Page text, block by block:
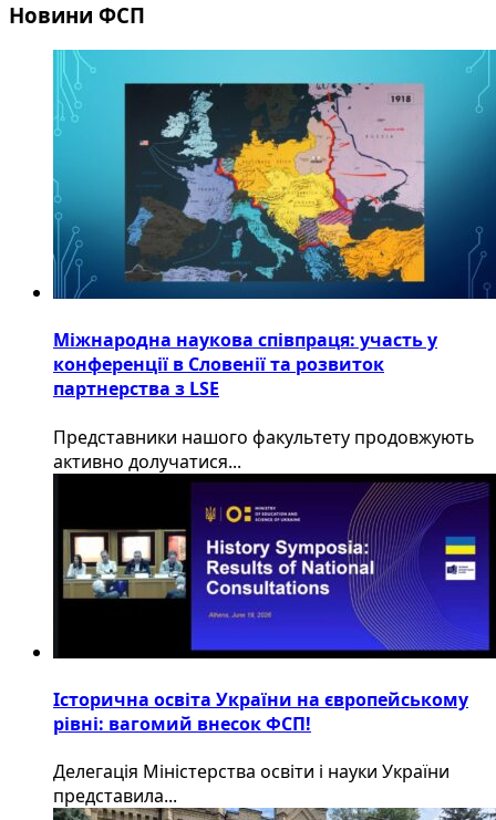
Новини ФСП
Міжнародна наукова співпраця: участь у
конференції в Словенії та розвиток
партнерства з LSE
​Представники нашого факультету продовжують
активно долучатися...
Історична освіта України на європейському
рівні: вагомий внесок ФСП!
Делегація Міністерства освіти і науки України
представила...